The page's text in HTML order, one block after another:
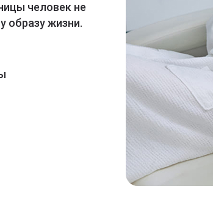
человек не
образу жизни.